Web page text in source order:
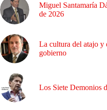
Miguel Santamaría
de 2026
La cultura del atajo y
gobierno
Los Siete Demonios